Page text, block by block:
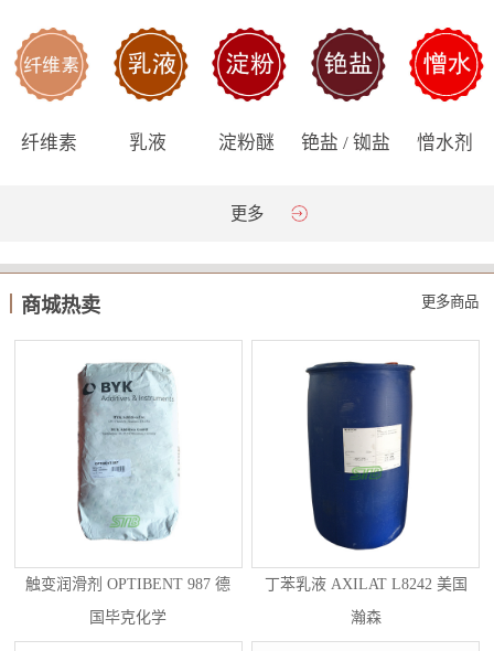
纤维素 乳液 淀粉醚 铯盐 / 铷盐 憎水剂
更多
商城热卖 更多商品
触变润滑剂 OPTIBENT 987 德
国毕克化学
丁苯乳液 AXILAT L8242 美国
瀚森